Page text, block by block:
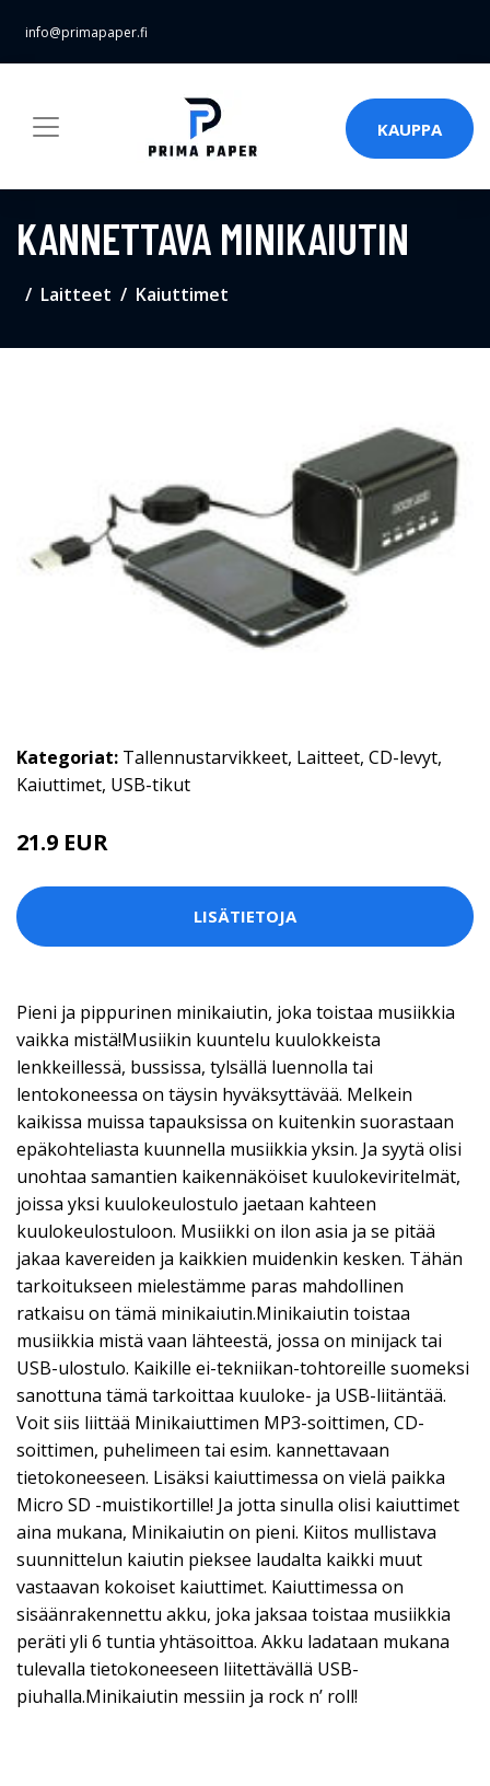
info@primapaper.fi
KAUPPA
KANNETTAVA MINIKAIUTIN
Laitteet Kaiuttimet
Kategoriat: Tallennustarvikkeet, Laitteet, CD-levyt,
Kaiuttimet, USB-tikut
21.9 EUR
LISÄTIETOJA
Pieni ja pippurinen minikaiutin, joka toistaa musiikkia
vaikka mistä!Musiikin kuuntelu kuulokkeista
lenkkeillessä, bussissa, tylsällä luennolla tai
lentokoneessa on täysin hyväksyttävää. Melkein
kaikissa muissa tapauksissa on kuitenkin suorastaan
epäkohteliasta kuunnella musiikkia yksin. Ja syytä olisi
unohtaa samantien kaikennäköiset kuulokeviritelmät,
joissa yksi kuulokeulostulo jaetaan kahteen
kuulokeulostuloon. Musiikki on ilon asia ja se pitää
jakaa kavereiden ja kaikkien muidenkin kesken. Tähän
tarkoitukseen mielestämme paras mahdollinen
ratkaisu on tämä minikaiutin.Minikaiutin toistaa
musiikkia mistä vaan lähteestä, jossa on minijack tai
USB-ulostulo. Kaikille ei-tekniikan-tohtoreille suomeksi
sanottuna tämä tarkoittaa kuuloke- ja USB-liitäntää.
Voit siis liittää Minikaiuttimen MP3-soittimen, CD-
soittimen, puhelimeen tai esim. kannettavaan
tietokoneeseen. Lisäksi kaiuttimessa on vielä paikka
Micro SD -muistikortille! Ja jotta sinulla olisi kaiuttimet
aina mukana, Minikaiutin on pieni. Kiitos mullistava
suunnittelun kaiutin pieksee laudalta kaikki muut
vastaavan kokoiset kaiuttimet. Kaiuttimessa on
sisäänrakennettu akku, joka jaksaa toistaa musiikkia
peräti yli 6 tuntia yhtäsoittoa. Akku ladataan mukana
tulevalla tietokoneeseen liitettävällä USB-
piuhalla.Minikaiutin messiin ja rock n’ roll!